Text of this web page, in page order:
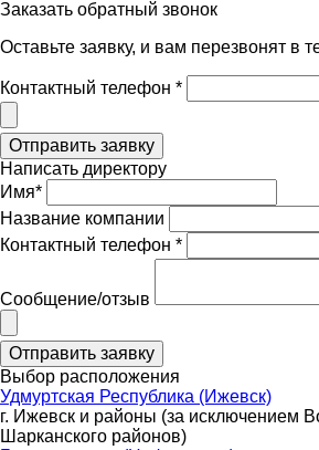
Заказать обратный звонок
Оставьте заявку, и вам перезвонят в
Контактный телефон *
Написать директору
Имя*
Название компании
Контактный телефон *
Сообщение/отзыв
Выбор расположения
Удмуртская Республика (Ижевск)
г. Ижевск и районы (за исключением
Шарканского районов)